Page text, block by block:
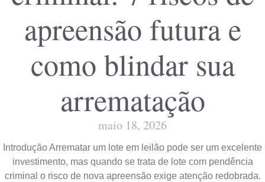
apreensão futura e
como blindar sua
arrematação
maio 18, 2026
Introdução Arrematar um lote em leilão pode ser um excelente
investimento, mas quando se trata de lote com pendência
criminal o risco de nova apreensão exige atenção redobrada.